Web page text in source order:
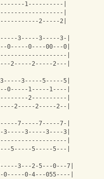
1----------|
|
2-----2|
3-----3-----3-|
0-----0----00---0|
|
2-----2-----2---|
3-----5-----5|
0-----1-----1----|
2----------|
2-----2-----2--|
7-----7-----7-|
3-----3----3|
|
5-----5-----5---|
3---2-5---0---7|
0-4---055----|